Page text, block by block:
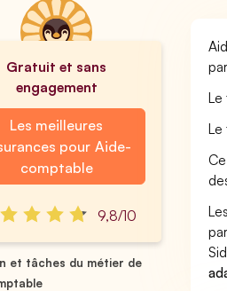
Gratuit et sans
engagement
Les meilleures
pour Aide-
comptable
9,8/10
et tâches du métier de
Le
Le